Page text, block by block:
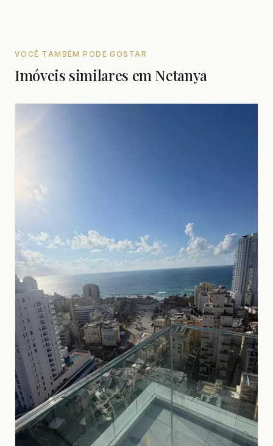
VOCÊ TAMBÉM PODE GOSTAR
Imóveis similares em Netanya